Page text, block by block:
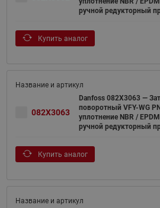
ручной редукторный
Купить аналог
082X3063
Danfoss 082X3063 —
поворотный VFY-WG
уплотнение NBR /
ручной редукторный
Купить аналог